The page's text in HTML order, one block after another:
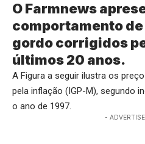
O Farmnews
comportamento
gordo corrigidos
últimos 20 anos.
A Figura a seguir ilustra os
pela inflação (IGP-M), segundo
o ano de 1997.
-